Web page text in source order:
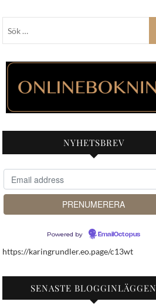
NYHETSBREV
Powered by EmailOctopus
https://karingrundler.eo.page/c13wt
SENASTE BLOGGINLÄGGEN